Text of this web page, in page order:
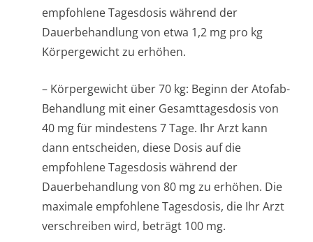
empfohlene Tagesdosis während der
Dauerbehandlung von etwa 1,2 mg pro kg
Körpergewicht zu erhöhen.
– Körpergewicht über 70 kg: Beginn der Atofab-
Behandlung mit einer Gesamttagesdosis von
40 mg für mindestens 7 Tage. Ihr Arzt kann
dann entscheiden, diese Dosis auf die
empfohlene Tagesdosis während der
Dauerbehandlung von 80 mg zu erhöhen. Die
maximale empfohlene Tagesdosis, die Ihr Arzt
verschreiben wird, beträgt 100 mg.